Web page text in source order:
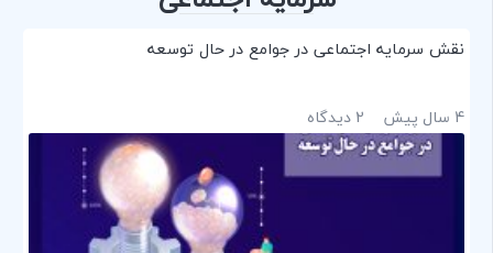
نقش سرمایه اجتماعی در جوامع در حال توسعه
4 سال پیش 2 دیدگاه